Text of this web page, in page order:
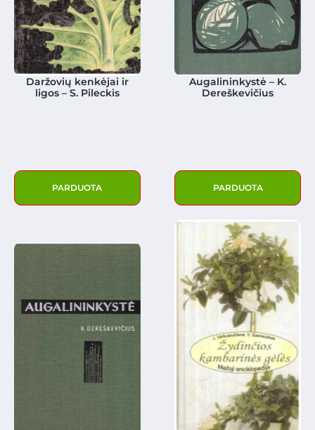
Daržovių kenkėjai ir
ligos – S. Pileckis
PARDUOTA
Augalininkystė – K.
Dereškevičius
PARDUOTA